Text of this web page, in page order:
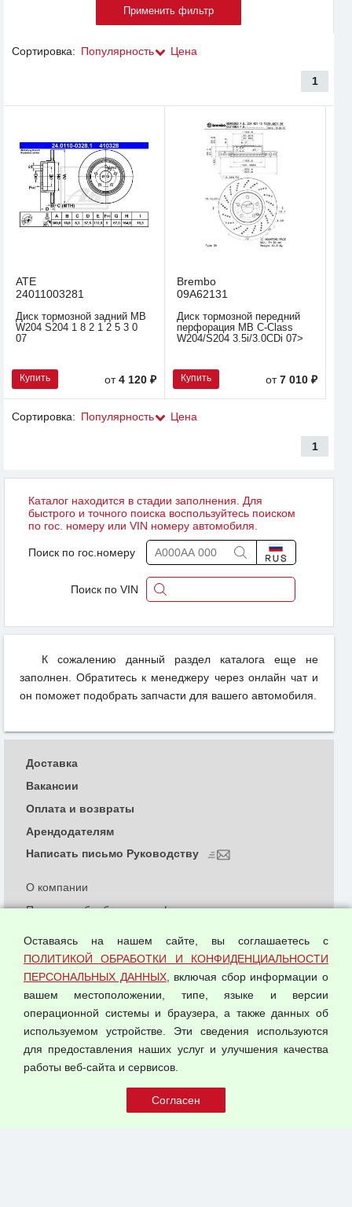
Сортировка: Популярность Цена
1
ATE
24011003281
Диск тормозной задний MB
W204 S204 1 8 2 1 2 5 3 0
07
Купить от4 120 ₽
Brembo
09A62131
Диск тормозной передний
перфорация MB C-Class
W204/S204 3.5i/3.0CDi 07>
Купить от7 010 ₽
Сортировка: Популярность Цена
1
Каталог находится в стадии заполнения. Для
быстрого и точного поиска воспользуйтесь поиском
по гос. номеру или VIN номеру автомобиля.
Поиск по гос.номеру
Поиск по VIN
К сожалению данный раздел каталога еще не
заполнен. Обратитесь к менеджеру через онлайн чат и
он поможет подобрать запчасти для вашего автомобиля.
© 2026 ООО "Феникс"
О компании
Политика обработки и конфиденциальности
Согласием на обработку персональных данных
Оферта оптовой купли-продажи
Публичная оферта
Доставка
Вакансии
Оплата и возвраты
Арендодателям
Написать письмо Руководству
Оставаясь на нашем сайте, вы соглашаетесь с
ПОЛИТИКОЙ ОБРАБОТКИ И КОНФИДЕНЦИАЛЬНОСТИ
ПЕРСОНАЛЬНЫХ ДАННЫХ, включая сбор информации о
вашем местоположении, типе, языке и версии
операционной системы и браузера, а также данных об
используемом устройстве. Эти сведения используются
для предоставления наших услуг и улучшения качества
работы веб-сайта и сервисов.